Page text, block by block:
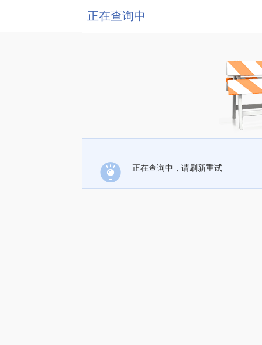
正在查询中
正在查询中，请刷新重试